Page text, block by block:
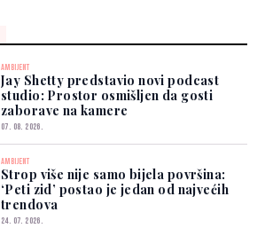
AMBIJENT
Jay Shetty predstavio novi podcast
studio: Prostor osmišljen da gosti
zaborave na kamere
07. 08. 2026.
AMBIJENT
Strop više nije samo bijela površina:
‘Peti zid’ postao je jedan od najvećih
trendova
24. 07. 2026.